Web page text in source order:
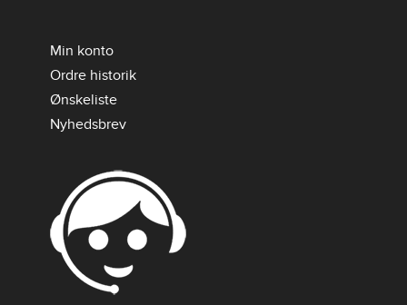
Min konto
Ordre historik
Ønskeliste
Nyhedsbrev